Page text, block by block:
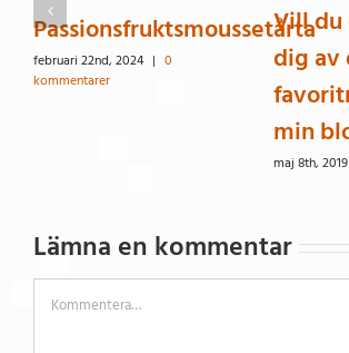
Passionsfruktsmoussetårta
februari 22nd, 2024 | 0
kommentarer
Vill
dig
min
maj 8th, 2019
Lämna en kommentar
Kommentar